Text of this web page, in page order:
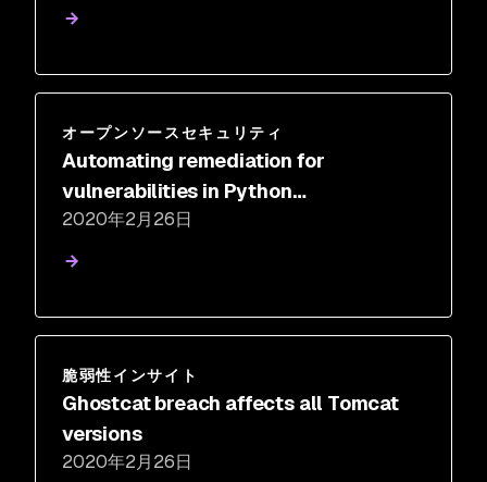
オープンソースセキュリティ
Automating remediation for
vulnerabilities in Python
dependencies using Snyk
2020年2月26日
脆弱性インサイト
Ghostcat breach affects all Tomcat
versions
2020年2月26日